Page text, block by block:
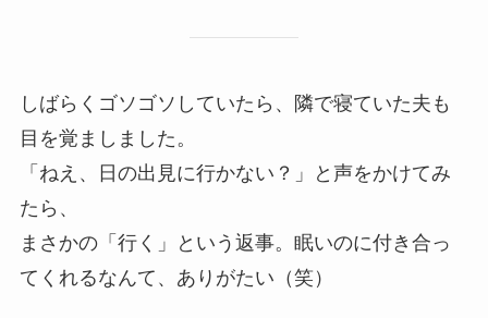
しばらくゴソゴソしていたら、隣で寝ていた夫も
目を覚ましました。
「ねえ、日の出見に行かない？」と声をかけてみ
たら、
まさかの「行く」という返事。眠いのに付き合っ
てくれるなんて、ありがたい（笑）